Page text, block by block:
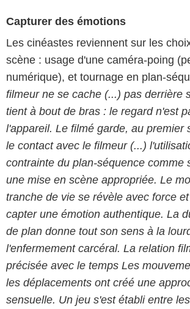
Capturer des émotions
Les cinéastes reviennent sur les
scène : usage d'une caméra-poing
numérique), et tournage en plan-
filmeur ne se cache (...) pas derrière
tient à bout de bras : le regard n'est
l'appareil. Le filmé garde, au premier
le contact avec le filmeur (...)
contrainte du plan-séquence comme
une mise en scène appropriée. Le
tranche de vie se révèle avec force
capter une émotion authentique. La
de plan donne tout son sens à la
l'enfermement carcéral. La relation
précisée avec le temps Les
les déplacements ont créé une
sensuelle. Un jeu s'est établi entre